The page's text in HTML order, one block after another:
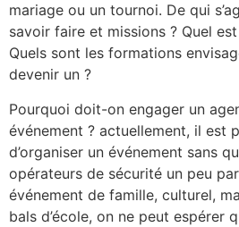
mariage ou un tournoi. De qui
savoir faire et missions ? Quel
Quels sont les formations
devenir un ?
Pourquoi doit-on engager un
événement ? actuellement, il est
d’organiser un événement sans
opérateurs de sécurité un peu
événement de famille, culturel,
bals d’école, on ne peut espérer